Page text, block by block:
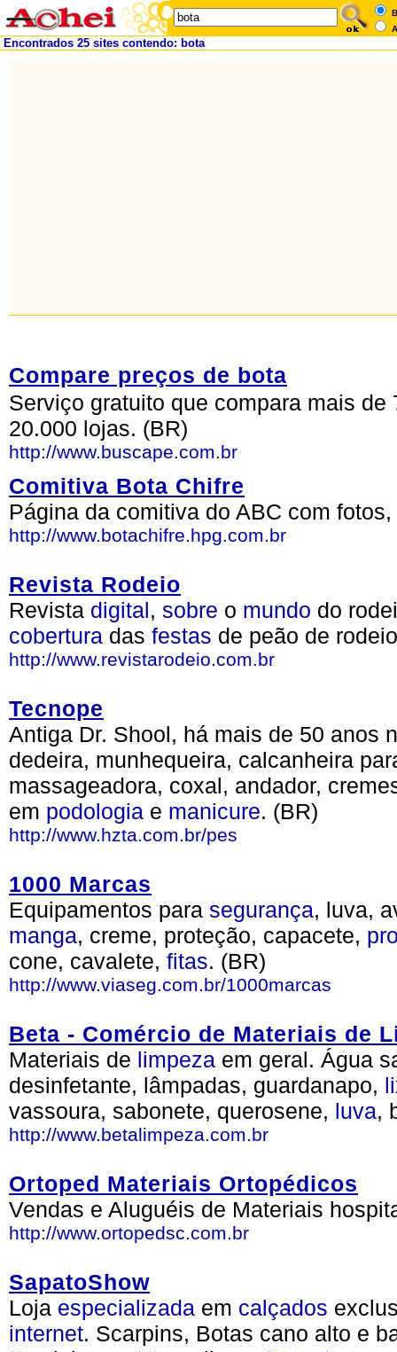
Encontrados 25 sites contendo: bota
Compare preços de bota
Serviço gratuito que compara mais
20.000 lojas. (BR)
http://www.buscape.com.br
Comitiva Bota Chifre
Página da comitiva do ABC com
http://www.botachifre.hpg.com.br
Revista Rodeio
Revista digital, sobre o mundo do
cobertura das festas de peão de
http://www.revistarodeio.com.br
Tecnope
Antiga Dr. Shool, há mais de 50 anos
dedeira, munhequeira, calcanheira
massageadora, coxal, andador,
em podologia e manicure. (BR)
http://www.hzta.com.br/pes
1000 Marcas
Equipamentos para segurança, luva,
manga, creme, proteção, capacete,
cone, cavalete, fitas. (BR)
http://www.viaseg.com.br/1000marcas
Beta - Comércio de Materiais de
Materiais de limpeza em geral. Água
desinfetante, lâmpadas, guardanapo,
vassoura, sabonete, querosene, luva,
http://www.betalimpeza.com.br
Ortoped Materiais Ortopédicos
Vendas e Aluguéis de Materiais
http://www.ortopedsc.com.br
SapatoShow
Loja especializada em calçados
internet. Scarpins, Botas cano alto e